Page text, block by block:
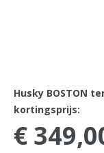
Husky BOSTON
kortingsprijs:
€